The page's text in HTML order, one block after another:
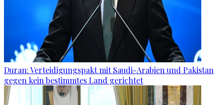
Duran: Verteidigungspakt mit Saudi-Arabien und Pakistan
gegen kein bestimmtes Land gerichtet